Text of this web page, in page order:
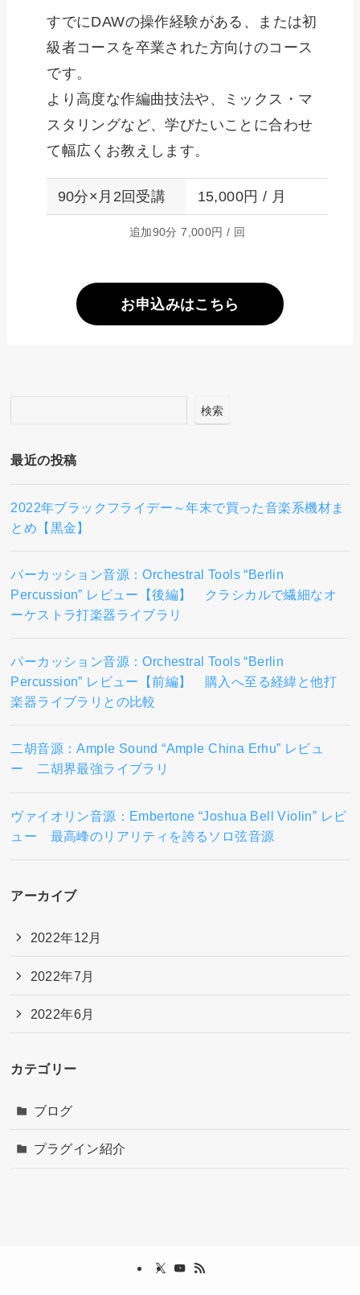
すでにDAWの操作経験がある、または初
級者コースを卒業された方向けのコース
です。
より高度な作編曲技法や、ミックス・マ
スタリングなど、学びたいことに合わせ
て幅広くお教えします。
90分×月2回受講 15,000円 / 月
追加90分 7,000円 / 回
お申込みはこちら
検索
最近の投稿
2022年ブラックフライデー～年末で買った音楽系機材ま
とめ【黒金】
パーカッション音源：Orchestral Tools “Berlin
Percussion” レビュー【後編】 クラシカルで繊細なオ
ーケストラ打楽器ライブラリ
パーカッション音源：Orchestral Tools “Berlin
Percussion” レビュー【前編】 購入へ至る経緯と他打
楽器ライブラリとの比較
二胡音源：Ample Sound “Ample China Erhu” レビュ
ー 二胡界最強ライブラリ
ヴァイオリン音源：Embertone “Joshua Bell Violin” レビ
ュー 最高峰のリアリティを誇るソロ弦音源
アーカイブ
2022年12月
2022年7月
2022年6月
カテゴリー
ブログ
プラグイン紹介